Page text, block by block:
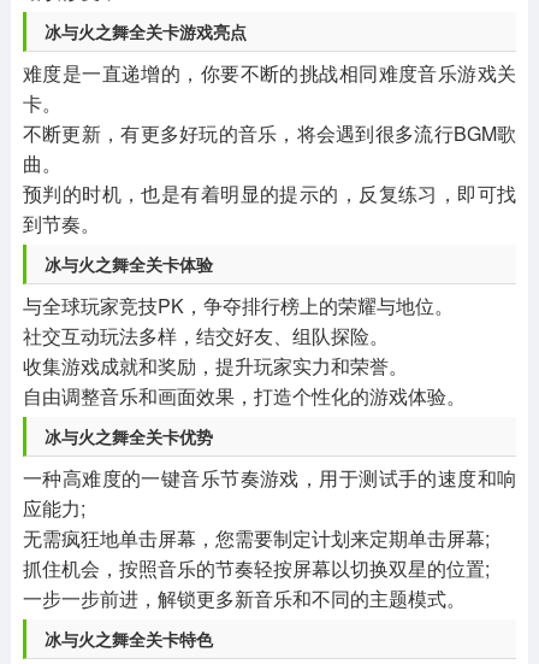
冰与火之舞全关卡游戏亮点
难度是一直递增的，你要不断的挑战相同难度音乐游戏关
卡。
不断更新，有更多好玩的音乐，将会遇到很多流行BGM歌
曲。
预判的时机，也是有着明显的提示的，反复练习，即可找
到节奏。
冰与火之舞全关卡体验
与全球玩家竞技PK，争夺排行榜上的荣耀与地位。
社交互动玩法多样，结交好友、组队探险。
收集游戏成就和奖励，提升玩家实力和荣誉。
自由调整音乐和画面效果，打造个性化的游戏体验。
冰与火之舞全关卡优势
一种高难度的一键音乐节奏游戏，用于测试手的速度和响
应能力;
无需疯狂地单击屏幕，您需要制定计划来定期单击屏幕;
抓住机会，按照音乐的节奏轻按屏幕以切换双星的位置;
一步一步前进，解锁更多新音乐和不同的主题模式。
冰与火之舞全关卡特色